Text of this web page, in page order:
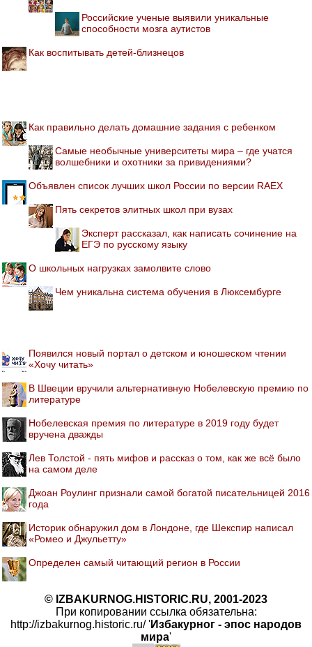
Российские ученые выявили уникальные
способности мозга аутистов
Как воспитывать детей-близнецов
Как правильно делать домашние задания с ребенком
Самые необычные университеты мира – где учатся
волшебники и охотники за привидениями?
Объявлен список лучших школ России по версии RAEX
Пять секретов элитных школ при вузах
Эксперт рассказал, как написать сочинение на
ЕГЭ по русскому языку
О школьных нагрузках замолвите слово
Чем уникальна система обучения в Люксембурге
Появился новый портал о детском и юношеском чтении
«Хочу читать»
В Швеции вручили альтернативную Нобелевскую премию по
литературе
Нобелевская премия по литературе в 2019 году будет
вручена дважды
Лев Толстой - пять мифов и рассказ о том, как же всё было
на самом деле
Джоан Роулинг признали самой богатой писательницей 2016
года
Историк обнаружил дом в Лондоне, где Шекспир написал
«Ромео и Джульетту»
Определен самый читающий регион в России
© IZBAKURNOG.HISTORIC.RU, 2001-2023
При копировании ссылка обязательна:
http://izbakurnog.historic.ru/ 'Избакурног - эпос народов
мира'